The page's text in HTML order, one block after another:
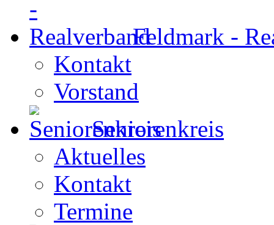
Feldmark -
Kontakt
Vorstand
Seniorenkreis
Aktuelles
Kontakt
Termine